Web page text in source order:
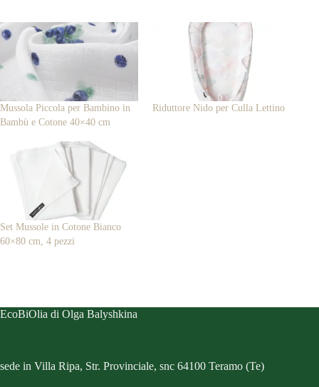
Mussola Piccola per Bambino in
Bambù e Cotone 40×40 cm
Riduttore Nido per Culla Lettino
Set Mussole in Cotone Bianco
60×80 cm, 4 pezzi
EcoBiOlia di Olga Balyshkina
sede in Villa Ripa, Str. Provinciale, snc 64100 Teramo (Te)